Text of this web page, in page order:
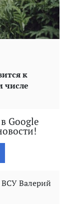
к
числе
Google
Валерий